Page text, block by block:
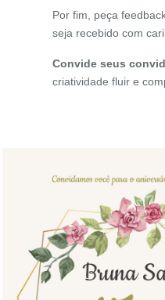
Por fim, peça
seja recebido com
Convide seus
criatividade fluir e